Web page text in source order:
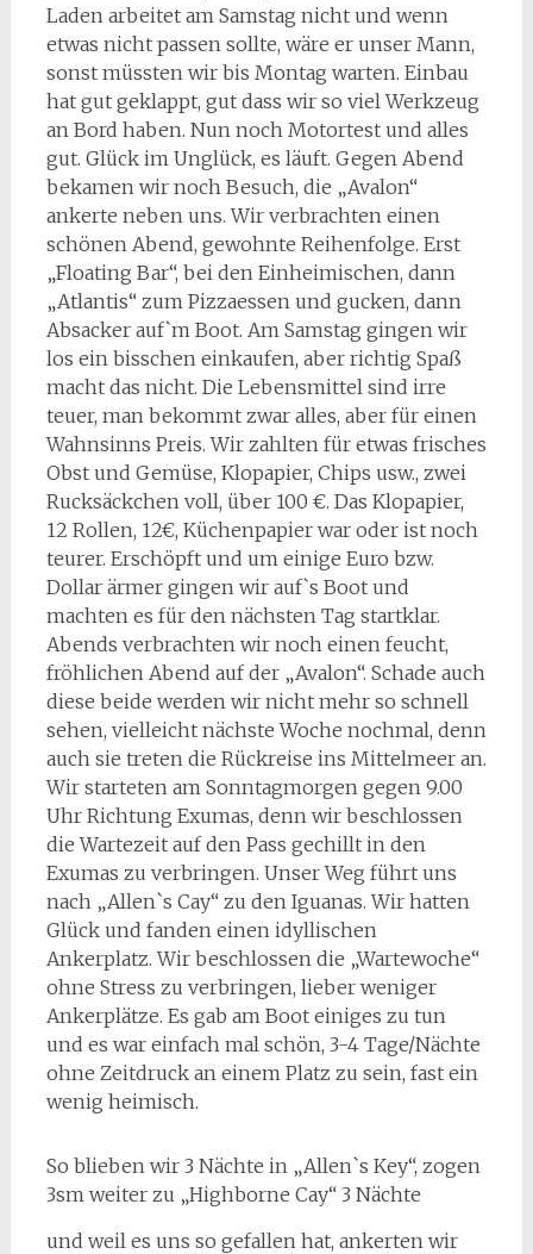
Laden arbeitet am Samstag nicht und wenn
etwas nicht passen sollte, wäre er unser Mann,
sonst müssten wir bis Montag warten. Einbau
hat gut geklappt, gut dass wir so viel Werkzeug
an Bord haben. Nun noch Motortest und alles
gut. Glück im Unglück, es läuft. Gegen Abend
bekamen wir noch Besuch, die „Avalon“
ankerte neben uns. Wir verbrachten einen
schönen Abend, gewohnte Reihenfolge. Erst
„Floating Bar“, bei den Einheimischen, dann
„Atlantis“ zum Pizzaessen und gucken, dann
Absacker auf`m Boot. Am Samstag gingen wir
los ein bisschen einkaufen, aber richtig Spaß
macht das nicht. Die Lebensmittel sind irre
teuer, man bekommt zwar alles, aber für einen
Wahnsinns Preis. Wir zahlten für etwas frisches
Obst und Gemüse, Klopapier, Chips usw., zwei
Rucksäckchen voll, über 100 €. Das Klopapier,
12 Rollen, 12€, Küchenpapier war oder ist noch
teurer. Erschöpft und um einige Euro bzw.
Dollar ärmer gingen wir auf`s Boot und
machten es für den nächsten Tag startklar.
Abends verbrachten wir noch einen feucht,
fröhlichen Abend auf der „Avalon“. Schade auch
diese beide werden wir nicht mehr so schnell
sehen, vielleicht nächste Woche nochmal, denn
auch sie treten die Rückreise ins Mittelmeer an.
Wir starteten am Sonntagmorgen gegen 9.00
Uhr Richtung Exumas, denn wir beschlossen
die Wartezeit auf den Pass gechillt in den
Exumas zu verbringen. Unser Weg führt uns
nach „Allen`s Cay“ zu den Iguanas. Wir hatten
Glück und fanden einen idyllischen
Ankerplatz. Wir beschlossen die „Wartewoche“
ohne Stress zu verbringen, lieber weniger
Ankerplätze. Es gab am Boot einiges zu tun
und es war einfach mal schön, 3-4 Tage/Nächte
ohne Zeitdruck an einem Platz zu sein, fast ein
wenig heimisch.
So blieben wir 3 Nächte in „Allen`s Key“, zogen
3sm weiter zu „Highborne Cay“ 3 Nächte
und weil es uns so gefallen hat, ankerten wir